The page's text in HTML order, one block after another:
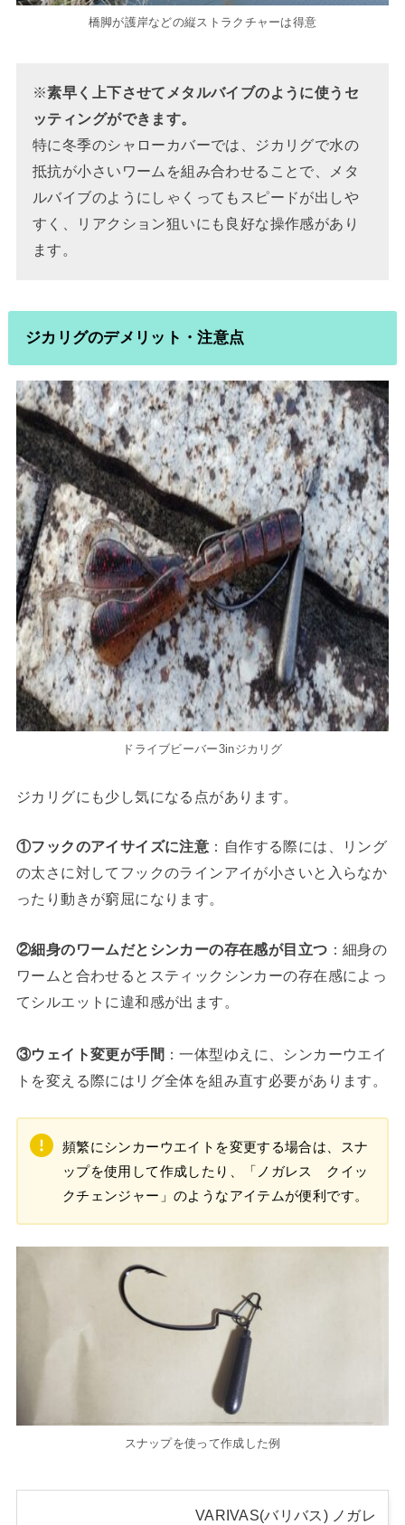
橋脚が護岸などの縦ストラクチャーは得意
※素早く上下させてメタルバイブのように使うセ
ッティングができます。
特に冬季のシャローカバーでは、ジカリグで水の
抵抗が小さいワームを組み合わせることで、メタ
ルバイブのようにしゃくってもスピードが出しや
すく、リアクション狙いにも良好な操作感があり
ます。
ジカリグのデメリット・注意点
ドライブビーバー3inジカリグ
ジカリグにも少し気になる点があります。
①フックのアイサイズに注意 ：自作する際には、リング
の太さに対してフックのラインアイが小さいと入らなか
ったり動きが窮屈になります。
②細身のワームだとシンカーの存在感が目立つ ：細身の
ワームと合わせるとスティックシンカーの存在感によっ
てシルエットに違和感が出ます。
③ウェイト変更が手間 ：一体型ゆえに、シンカーウエイ
トを変える際にはリグ全体を組み直す必要があります。
頻繁にシンカーウエイトを変更する場合は、スナ
ップを使用して作成したり、「ノガレス クイッ
クチェンジャー」のようなアイテムが便利です。
スナップを使って作成した例
VARIVAS(バリバス) ノガレ